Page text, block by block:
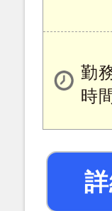
勤
時